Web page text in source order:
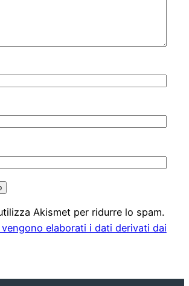
Akismet per ridurre lo spam.
elaborati i dati derivati dai